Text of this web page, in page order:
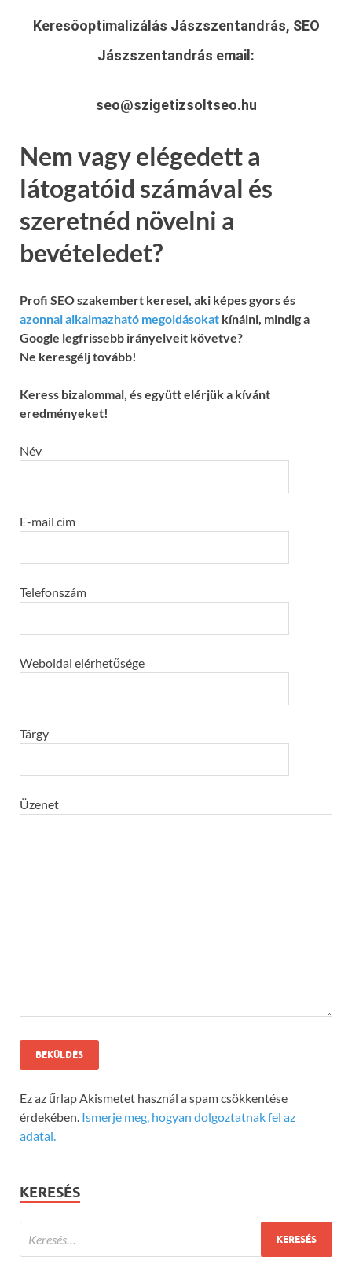
Keresőoptimalizálás Jászszentandrás, SEO
Jászszentandrás email:
seo@szigetizsoltseo.hu
Nem vagy elégedett a
látogatóid számával és
szeretnéd növelni a
bevételedet?
Profi SEO szakembert keresel, aki képes gyors és
azonnal alkalmazható megoldásokat kínálni, mindig a
Google legfrissebb irányelveit követve?
Ne keresgélj tovább!
Keress bizalommal, és együtt elérjük a kívánt
eredményeket!
Név
E-mail cím
Telefonszám
Weboldal elérhetősége
Tárgy
Üzenet
Ez az űrlap Akismetet használ a spam csökkentése
érdekében. Ismerje meg, hogyan dolgoztatnak fel az
adatai.
KERESÉS